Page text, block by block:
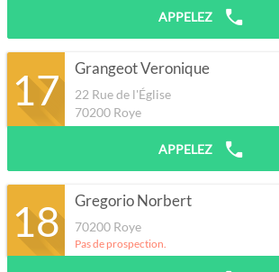
APPELEZ
17 Grangeot Veronique
22 Rue de l'Église
70200 Roye
APPELEZ
18 Gregorio Norbert
70200 Roye
Pas de prospection.